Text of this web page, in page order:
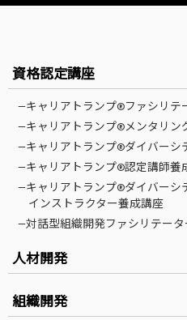
資格認定講座
—キャリアトランプ®ファシリテ
—キャリアトランプ®メンタリン
—キャリアトランプ®ダイバーシ
—キャリアトランプ®認定講師養
—キャリアトランプ®ダイバーシ
インストラクター養成講座
—対話型組織開発ファシリテー
人材開発
組織開発